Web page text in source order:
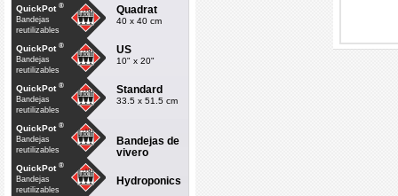
QuickPot ®
Bandejas
reutilizables
Quadrat
40 x 40 cm
QuickPot ®
Bandejas
reutilizables
US
10" x 20"
QuickPot ®
Bandejas
reutilizables
Standard
33.5 x 51.5 cm
QuickPot ®
Bandejas
reutilizables
Bandejas de
vivero
QuickPot ®
Bandejas
reutilizables
Hydroponics